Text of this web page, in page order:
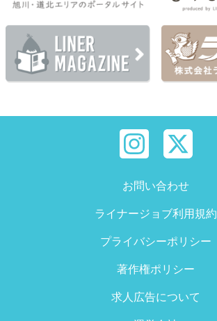
お問い合わせ
ライナージョブ利用規約
プライバシーポリシー
著作権ポリシー
求人広告について